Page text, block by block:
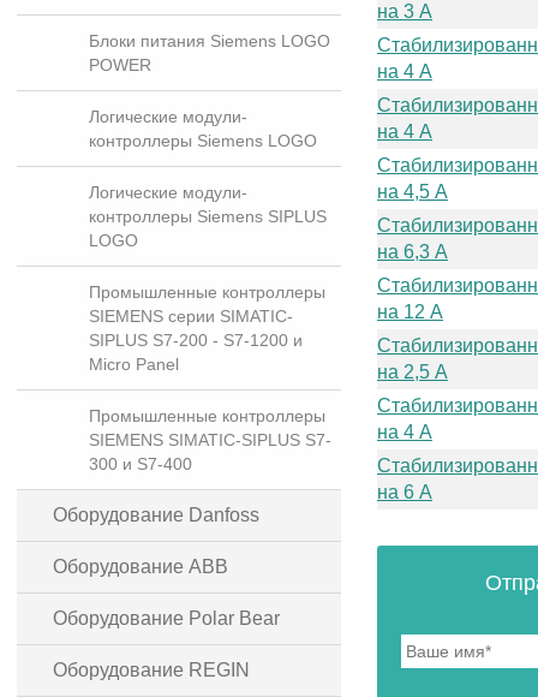
Блоки питания Siemens LOGO
POWER
Логические модули-
контроллеры Siemens LOGO
Логические модули-
контроллеры Siemens SIPLUS
LOGO
Промышленные контроллеры
SIEMENS серии SIMATIC-
SIPLUS S7-200 - S7-1200 и
Micro Panel
Промышленные контроллеры
SIEMENS SIMATIC-SIPLUS S7-
300 и S7-400
Оборудование Danfoss
Оборудование ABB
Оборудование Polar Bear
Оборудование REGIN
на 3 A
на 4 A
на 4 A
на 4,5 A
на 6,3 A
на 12 A
на 2,5 A
на 4 A
на 6 A